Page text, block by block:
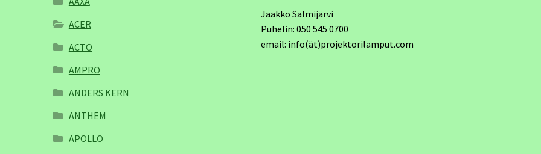
ACER
ACTO
AMPRO
ANDERS KERN
ANTHEM
APOLLO
Jaakko Salmijärvi
Puhelin: 050 545 0700
email: info(ät)projektorilamput.com